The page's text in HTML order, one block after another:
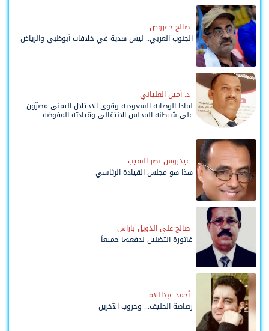
صالح حقروص
الجنوب العربي.. ليس هدية في خلافات أبوظبي والرياض
د. أمين العلياني
لماذا الوصاية السعودية وقوى الاحتلال اليمني مصرّون
على شيطنة المجلس الانتقالي وقيادته المفوضة
وحواضنه الشعبية؟
عيدروس نصر النقيب
هذا هو مجلس القيادة الرئاسي
صالح علي الدويل باراس
فاتورة التضليل ندفعها جميعاً
أحمد عبداللاه
رصاصة الحليف... وحروب الآخرين